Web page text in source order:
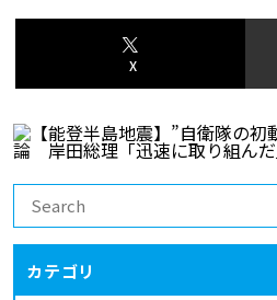
X
カテゴリ